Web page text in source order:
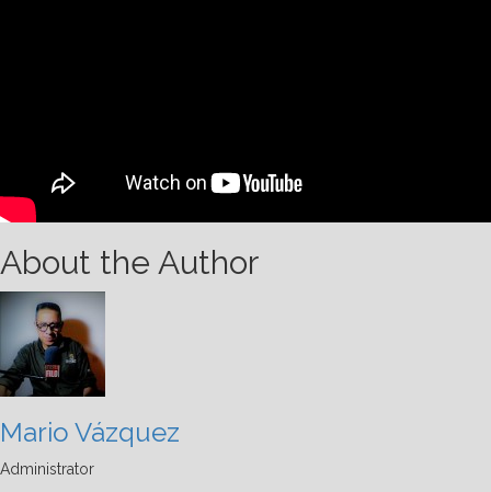
About the Author
Mario Vázquez
Administrator